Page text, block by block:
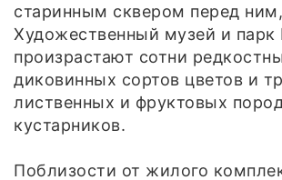
старинным сквером перед
Художественный музей и парк
произрастают сотни
диковинных сортов цветов и
лиственных и фруктовых
кустарников.
Поблизости от жилого